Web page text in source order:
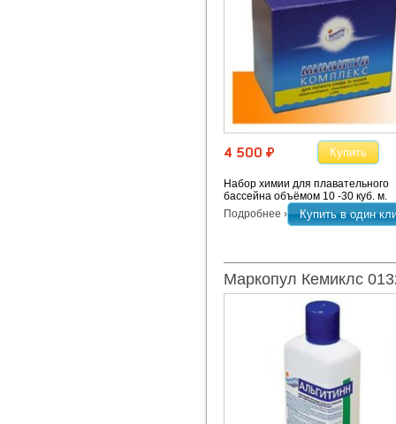
4 500 ¤ Купить
Набор химии для плавательного
бассейна объёмом 10 -30 куб. м.
Подробнее ›
Купить в один
Маркопул Кемиклс